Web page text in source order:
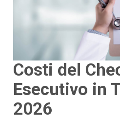
Costi del
Esecutivo in
2026